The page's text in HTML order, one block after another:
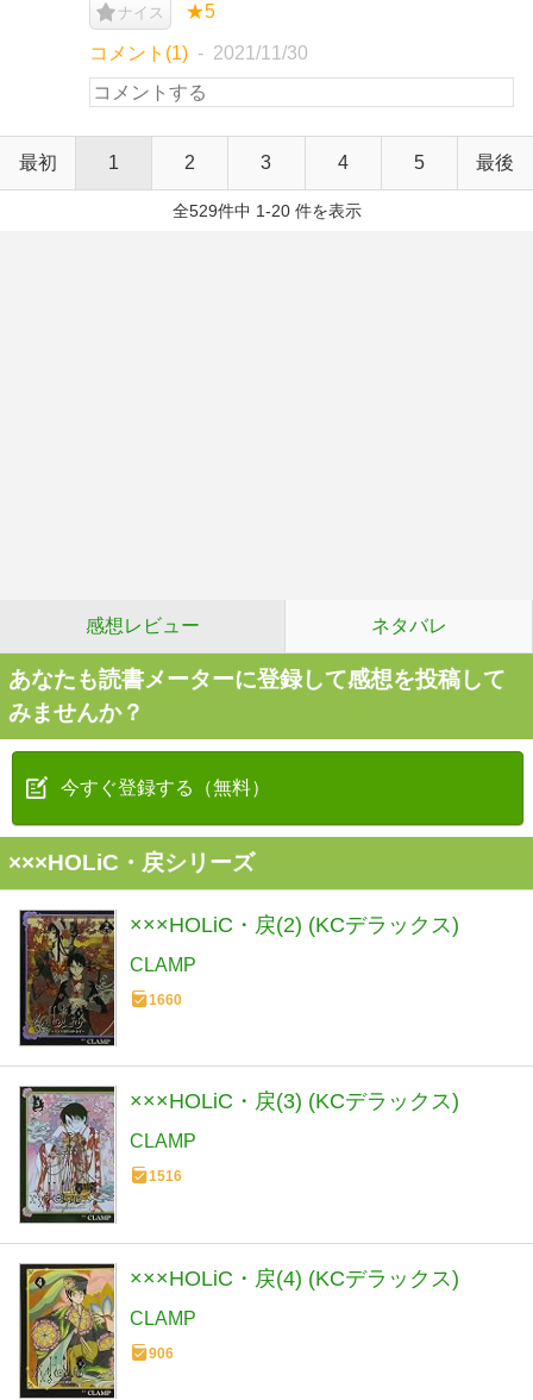
ナイス ★5
コメント(1) 2021/11/30
最初 1 2 3 4 5 最後
全529件中 1-20 件を表示
感想レビュー ネタバレ
あなたも読書メーターに登録して感想を投稿して
みませんか？
今すぐ登録する（無料）
×××HOLiC・戻シリーズ
×××HOLiC・戻(2) (KCデラックス)
CLAMP
1660
×××HOLiC・戻(3) (KCデラックス)
CLAMP
1516
×××HOLiC・戻(4) (KCデラックス)
CLAMP
906